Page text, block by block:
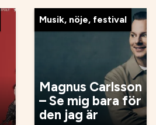
Musik, nöje, festival
Magnus Carlsson
– Se mig bara för
den jag är